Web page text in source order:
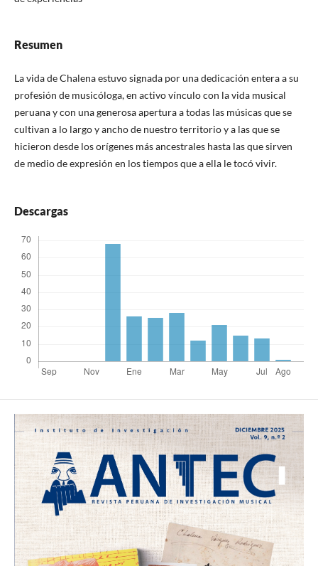
Resumen
La vida de Chalena estuvo signada por una dedicación entera a su
profesión de musicóloga, en activo vínculo con la vida musical
peruana y con una generosa apertura a todas las músicas que se
cultivan a lo largo y ancho de nuestro territorio y a las que se
hicieron desde los orígenes más ancestrales hasta las que sirven
de medio de expresión en los tiempos que a ella le tocó vivir.
Descargas